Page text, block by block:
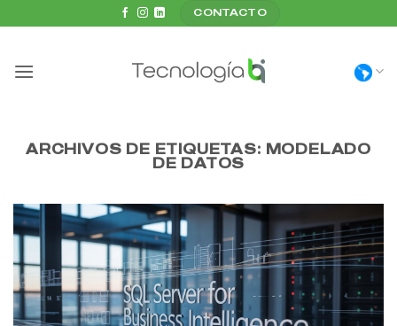
CONTACTO
ARCHIVOS DE ETIQUETAS: MODELADO
DE DATOS